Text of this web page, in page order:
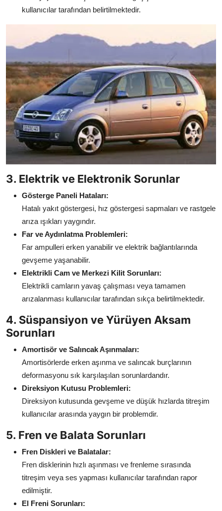
kullanıcılar tarafından belirtilmektedir.
3. Elektrik ve Elektronik Sorunlar
Gösterge Paneli Hataları:
Hatalı yakıt göstergesi, hız göstergesi sapmaları ve rastgele
arıza ışıkları yaygındır.
Far ve Aydınlatma Problemleri:
Far ampulleri erken yanabilir ve elektrik bağlantılarında
gevşeme yaşanabilir.
Elektrikli Cam ve Merkezi Kilit Sorunları:
Elektrikli camların yavaş çalışması veya tamamen
arızalanması kullanıcılar tarafından sıkça belirtilmektedir.
4. Süspansiyon ve Yürüyen Aksam
Sorunları
Amortisör ve Salıncak Aşınmaları:
Amortisörlerde erken aşınma ve salıncak burçlarının
deformasyonu sık karşılaşılan sorunlardandır.
Direksiyon Kutusu Problemleri:
Direksiyon kutusunda gevşeme ve düşük hızlarda titreşim
kullanıcılar arasında yaygın bir problemdir.
5. Fren ve Balata Sorunları
Fren Diskleri ve Balatalar:
Fren disklerinin hızlı aşınması ve frenleme sırasında
titreşim veya ses yapması kullanıcılar tarafından rapor
edilmiştir.
El Freni Sorunları: